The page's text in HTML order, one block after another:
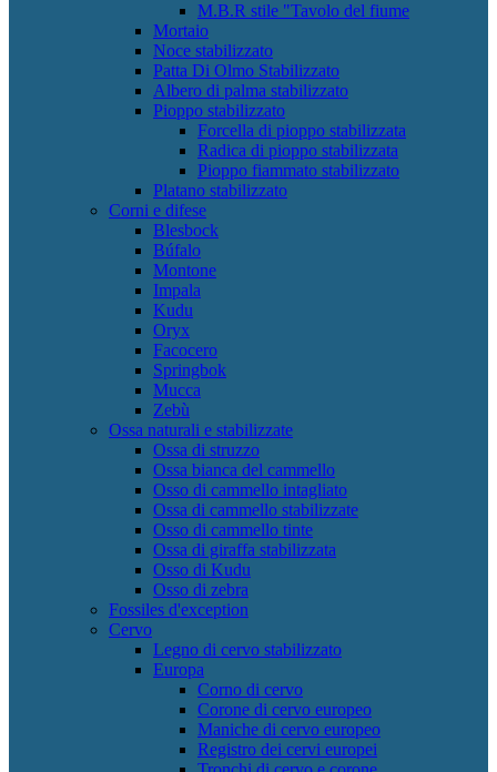
M.B.R stile "Tavolo del fiume
Mortaio
Noce stabilizzato
Patta Di Olmo Stabilizzato
Albero di palma stabilizzato
Pioppo stabilizzato
Forcella di pioppo stabilizzata
Radica di pioppo stabilizzata
Pioppo fiammato stabilizzato
Platano stabilizzato
Corni e difese
Blesbock
Búfalo
Montone
Impala
Kudu
Oryx
Facocero
Springbok
Mucca
Zebù
Ossa naturali e stabilizzate
Ossa di struzzo
Ossa bianca del cammello
Osso di cammello intagliato
Ossa di cammello stabilizzate
Osso di cammello tinte
Ossa di giraffa stabilizzata
Osso di Kudu
Osso di zebra
Fossiles d'exception
Cervo
Legno di cervo stabilizzato
Europa
Corno di cervo
Corone di cervo europeo
Maniche di cervo europeo
Registro dei cervi europei